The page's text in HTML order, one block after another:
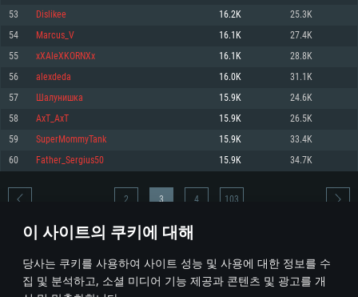
이 사이트의 쿠키에 대해
당사는 쿠키를 사용하여 사이트 성능 및 사용에 대한 정보를 수
집 및 분석하고, 소셜 미디어 기능 제공과 콘텐츠 및 광고를 개
네트워크: 브로드밴드 인터넷
여유 저장 공간: 22.1 GB (최소 클라이언트)
권장 사양
570 혹은 그 이상
여유 저장 공간: 62.2 GB (전체 클라이언트)
네트워크: 브로드밴드 인터넷
여유 저장 공간: 22.1 GB (최소 클라이언트)
권장 사양
네트워크: 브로드밴드 인터넷
여유 저장 공간: 62.2 GB (전체 클라이언트)
네트워크: 브로드밴드 인터넷
여유 저장 공간: 22.1 GB (최소 클라이언트)
권장 사양
운영체제: Ubuntu 20.04 64bit
프로세서: Intel Core i7
메모리: 16 GB
그래픽 카드: Vulkan 을 지원하고, 최신 그래픽 드라이버를 지원하는 NVIDIA
1060 (6개월 미만) 혹은 그와 동급의 성능을 가지며 최신 그래픽 드라이버를
지원하는 AMD RX 570 (6개월 미만; 최소사양 지원 해상도 720p) 이상
여유 저장 공간: 62.2 GB (전체 클라이언트)
53 Dislikee 16.2K 25.3K
54 Marcus_V 16.1K 27.4K
55 xXAleXKORNXx 16.1K 28.8K
56 alexdeda 16.0K 31.1K
57 Шалунишка 15.9K 24.6K
58 AxT_AxT 15.9K 26.5K
59 SuperMommyTank 15.9K 33.4K
60 Father_Sergius50 15.9K 34.7K
* 순위표는 매일 1회 갱신됩니다
2 3 4 103